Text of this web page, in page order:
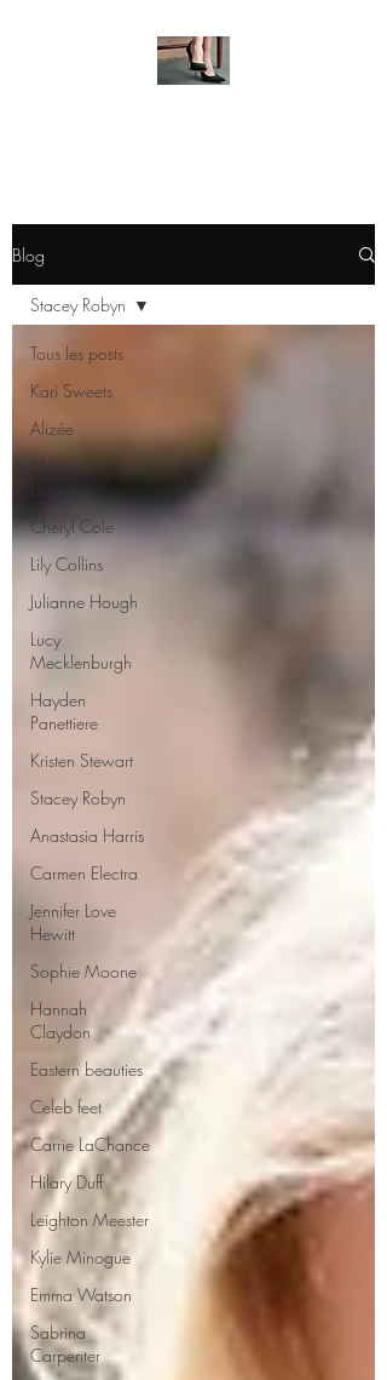
Blog
Tous les posts
Kari Sweets
Alizée
Monte Carlo
Cheryl Cole
Lily Collins
Julianne Hough
Lucy
Mecklenburgh
Hayden
Panettiere
Kristen Stewart
Stacey Robyn
Anastasia Harris
Carmen Electra
Jennifer Love
Hewitt
Sophie Moone
Hannah
Claydon
Eastern beauties
Celeb feet
Carrie LaChance
Hilary Duff
Leighton Meester
Kylie Minogue
Emma Watson
Sabrina
Carpenter
Stacey Robyn